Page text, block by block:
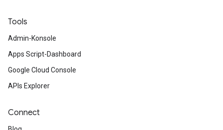
Tools
Admin-Konsole
Apps Script-Dashboard
Google Cloud Console
APIs Explorer
Connect